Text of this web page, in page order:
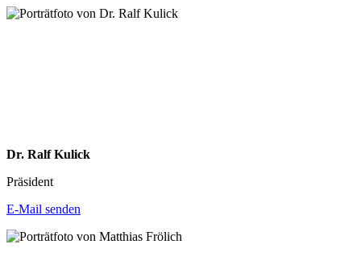
Dr. Ralf Kulick
Präsident
E-Mail senden